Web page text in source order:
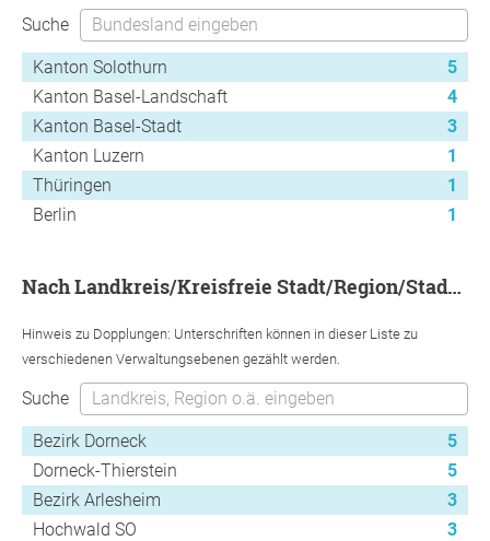
Suche
Kanton Solothurn
5
Kanton Basel-Landschaft
4
Kanton Basel-Stadt
3
Kanton Luzern
1
Thüringen
1
Berlin
1
nach Landkreis/Kreisfreie Stadt/Region/Stadtbezirk
Hinweis zu Dopplungen: Unterschriften können in dieser Liste zu
verschiedenen Verwaltungsebenen gezählt werden.
Suche
Bezirk Dorneck
5
Dorneck-Thierstein
5
Bezirk Arlesheim
3
Hochwald SO
3